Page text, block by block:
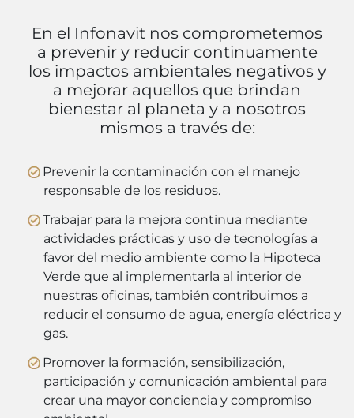
En el Infonavit nos comprometemos
a prevenir y reducir continuamente
los impactos ambientales negativos y
a mejorar aquellos que brindan
bienestar al planeta y a nosotros
mismos a través de:
Prevenir la contaminación con el manejo
responsable de los residuos.
Trabajar para la mejora continua mediante
actividades prácticas y uso de tecnologías a
favor del medio ambiente como la Hipoteca
Verde que al implementarla al interior de
nuestras oficinas, también contribuimos a
reducir el consumo de agua, energía eléctrica y
gas.
Promover la formación, sensibilización,
participación y comunicación ambiental para
crear una mayor conciencia y compromiso